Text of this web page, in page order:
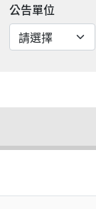
公告單位